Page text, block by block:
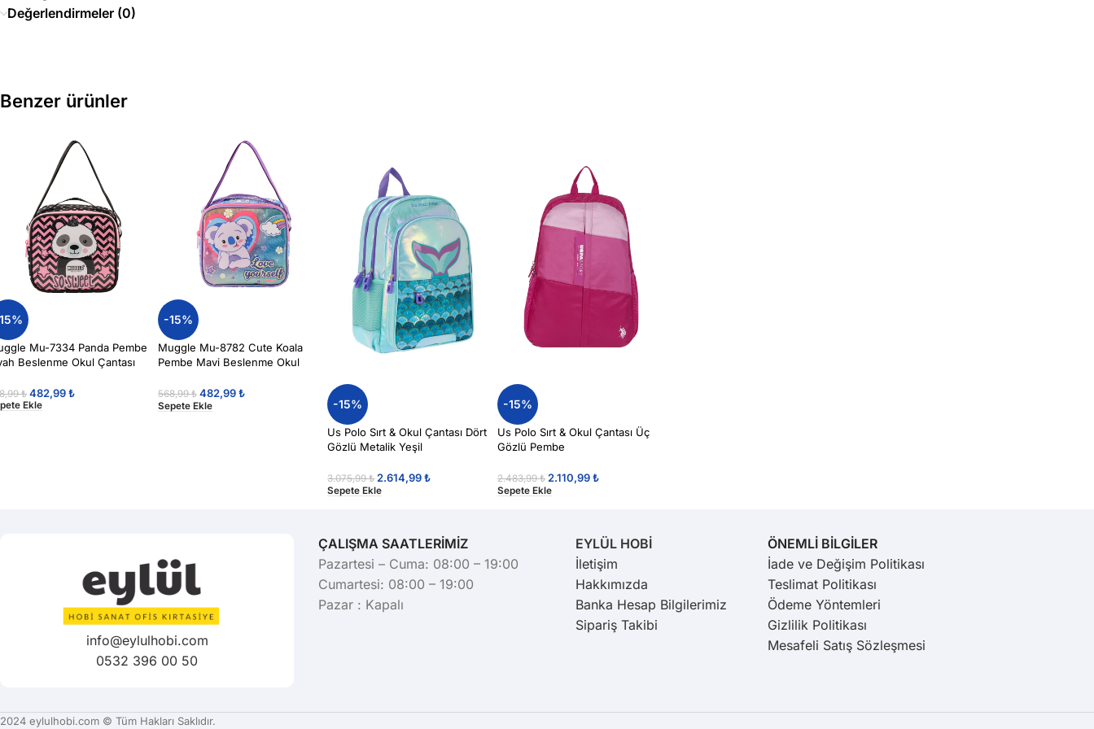
Değerlendirmeler (0)
Benzer ürünler
Mu-7334 Panda Pembe
Beslenme Okul Çantası
₺ 482,99₺
Ekle
-15%
Muggle Mu-8782 Cute Koala
Pembe Mavi Beslenme Okul
568,99₺ 482,99₺
Sepete Ekle -15%
Us Polo Sırt & Okul Çantası Dört
Gözlü Metalik Yeşil
3.075,99₺ 2.614,99₺
Sepete Ekle
-15%
Us Polo Sırt & Okul Çantası Üç
Gözlü Pembe
2.483,99₺ 2.110,99₺
Sepete Ekle
info@eylulhobi.com
0532 396 00 50
ÇALIŞMA SAATLERİMİZ
Pazartesi – Cuma: 08:00 – 19:00
Cumartesi: 08:00 – 19:00
Pazar : Kapalı
EYLÜL HOBİ
İletişim
Hakkımızda
Banka Hesap Bilgilerimiz
Sipariş Takibi
ÖNEMLİ BİLGİLER
İade ve Değişim Politikası
Teslimat Politikası
Ödeme Yöntemleri
Gizlilik Politikası
Mesafeli Satış Sözleşmesi
2024 eylulhobi.com © Tüm Hakları Saklıdır.